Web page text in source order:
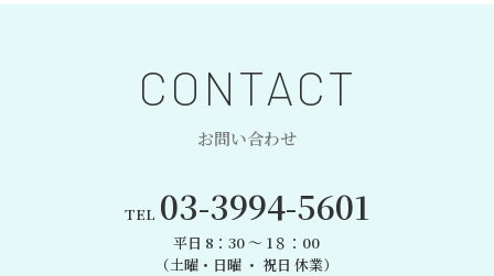
CONTACT
お問い合わせ
TEL 03-3994-5601
平日 8：30 〜 1８：00
（土曜・日曜 ・ 祝日 休業）